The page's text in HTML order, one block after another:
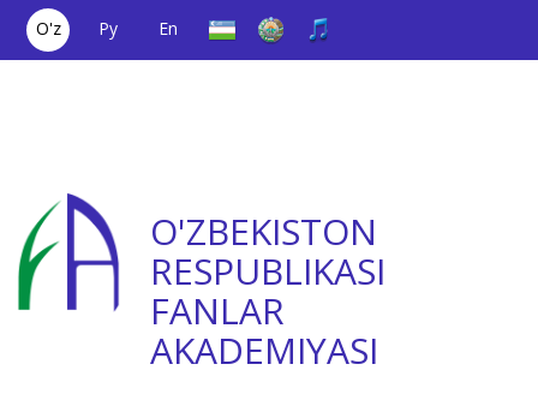
O'z Ру
En
O'ZBEKISTON
RESPUBLIKASI
FANLAR
AKADEMIYASI